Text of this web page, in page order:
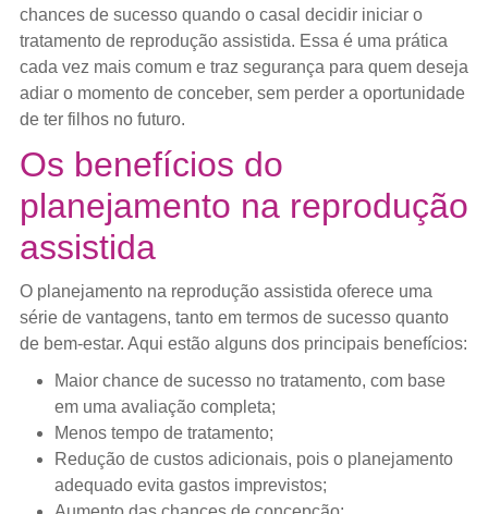
chances de sucesso quando o casal decidir iniciar o
tratamento de reprodução assistida. Essa é uma prática
cada vez mais comum e traz segurança para quem deseja
adiar o momento de conceber, sem perder a oportunidade
de ter filhos no futuro.
Os benefícios do
planejamento na reprodução
assistida
O planejamento na reprodução assistida oferece uma
série de vantagens, tanto em termos de sucesso quanto
de bem-estar. Aqui estão alguns dos principais benefícios:
Maior chance de sucesso no tratamento, com base
em uma avaliação completa;
Menos tempo de tratamento;
Redução de custos adicionais, pois o planejamento
adequado evita gastos imprevistos;